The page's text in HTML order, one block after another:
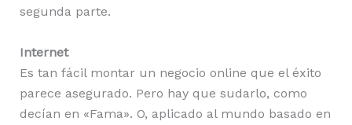
segunda parte.
Internet
Es tan fácil montar un negocio online que el éxito
parece asegurado. Pero hay que sudarlo, como
decían en «Fama». O, aplicado al mundo basado en